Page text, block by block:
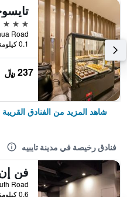
3 نجوم
0.1 كيلومتر عن وسط المدينة
237 ﷼
شاهد المزيد من الفنادق القريبة
فنادق رخيصة في مدينة تايبيه
0.6 كيلومتر عن وسط المدينة